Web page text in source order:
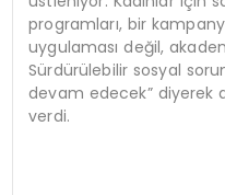
programları, bir
uygulaması değil,
Sürdürülebilir sosyal
devam edecek” diyerek
verdi.